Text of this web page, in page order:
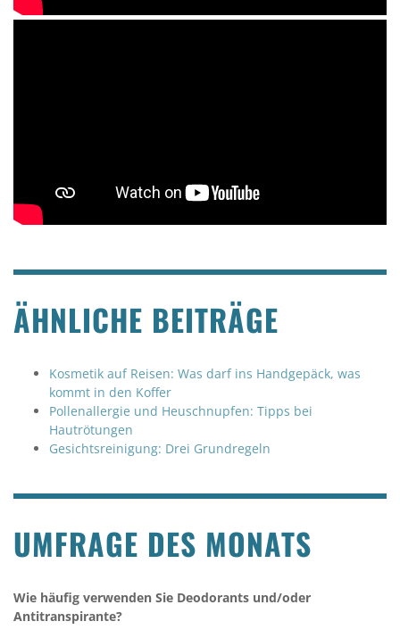
ÄHNLICHE BEITRÄGE
Kosmetik auf Reisen: Was darf ins Handgepäck, was
kommt in den Koffer
Pollenallergie und Heuschnupfen: Tipps bei
Hautrötungen
Gesichtsreinigung: Drei Grundregeln
UMFRAGE DES MONATS
Wie häufig verwenden Sie Deodorants und/oder
Antitranspirante?